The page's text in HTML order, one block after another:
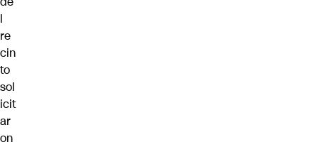
l
re
cin
to
sol
icit
ar
on